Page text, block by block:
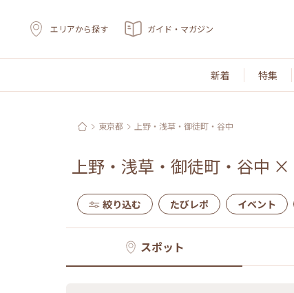
エリアから探す ガイド・マガジン
新着 特集
東京都 上野・浅草・御徒町・谷中
上野・浅草・御徒町・谷中 ×
絞り込む たびレポ イベント
スポット